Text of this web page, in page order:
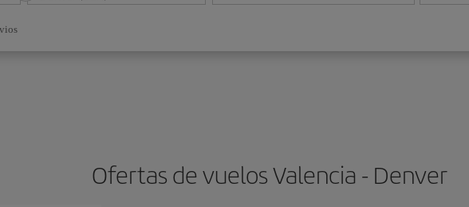
Ofertas de vuelos Valencia - Denver